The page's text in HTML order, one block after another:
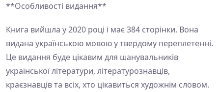
**Особливості видання**
Книга вийшла у 2020 році і має 384 сторінки. Вона
видана українською мовою у твердому переплетенні.
Це видання буде цікавим для шанувальників
української літератури, літературознавців,
краєзнавців та всіх, хто цікавиться художнім словом.